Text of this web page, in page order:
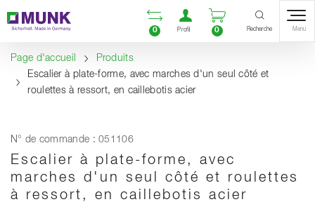
Contenu
Sommaire
Navigation Ouvrir la liste
0
Ouvrir un compte
Profil
Ouvrir le
0 Recherche Menu
Page d'accueil
Produits
Escalier à plate-forme, avec marches d'un seul côté et
roulettes à ressort, en caillebotis acier
N° de commande : 051106
Escalier à plate-forme, avec
marches d'un seul côté et roulettes
à ressort, en caillebotis acier